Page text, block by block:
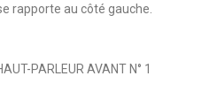
rapporte au côté gauche.
PARLEUR AVANT N° 1